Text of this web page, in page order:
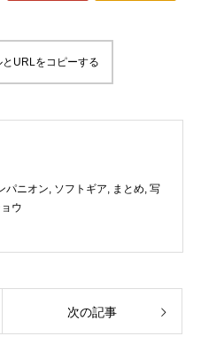
URLをコピーする
パニオン, ソフトギア, まとめ, 写
ウ
次の記事